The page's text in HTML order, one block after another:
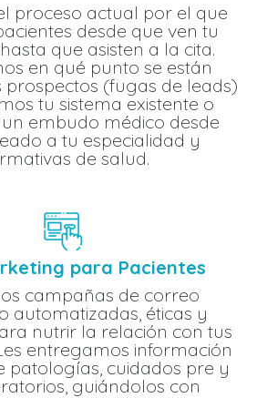
proceso actual por el que
desde que ven tu
que asisten a la cita.
en qué punto se están
prospectos (fugas de leads)
tu sistema existente o
embudo médico desde
a tu especialidad y
de salud.
para Pacientes
campañas de correo
automatizadas, éticas y
nutrir la relación con tus
entregamos información
patologías, cuidados pre y
guiándolos con